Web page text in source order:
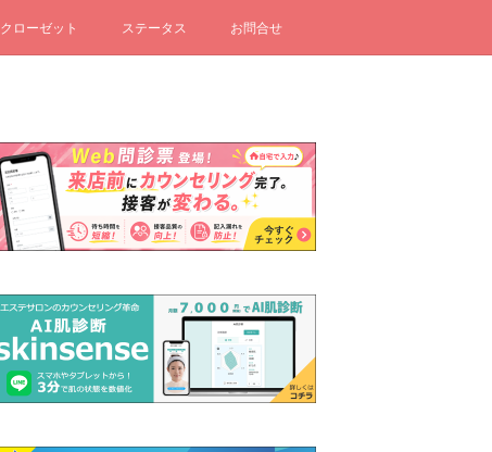
クローゼット ステータス お問合せ